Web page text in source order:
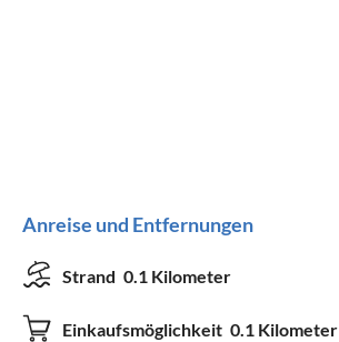
Anreise und Entfernungen
Strand 0.1 Kilometer
Einkaufsmöglichkeit 0.1 Kilometer